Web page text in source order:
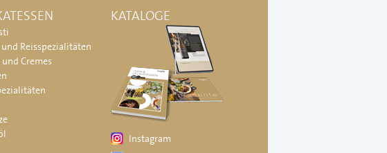
Reisspezialitäten
und Cremes
KATALOGE
Instagram